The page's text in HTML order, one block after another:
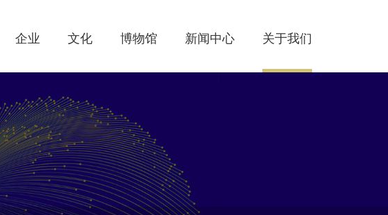
企业 文化 博物馆 新闻中心 关于我们